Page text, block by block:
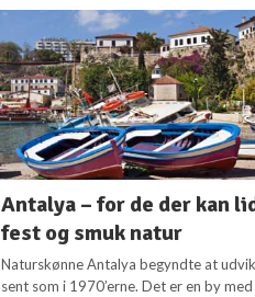
Antalya – for de der kan
fest og smuk natur
Naturskønne Antalya begyndte at
sent som i 1970’erne. Det er en by med